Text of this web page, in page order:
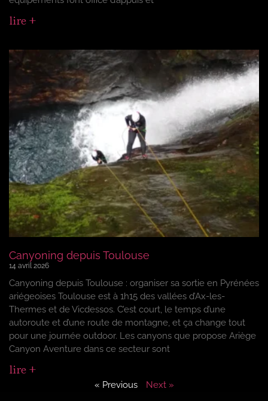
lire +
Canyoning depuis Toulouse
14 avril 2026
Canyoning depuis Toulouse : organiser sa sortie en Pyrénées
ariégeoises Toulouse est à 1h15 des vallées d’Ax-les-
Thermes et de Vicdessos. C’est court, le temps d’une
autoroute et d’une route de montagne, et ça change tout
pour une journée outdoor. Les canyons que propose Ariège
Canyon Aventure dans ce secteur sont
lire +
« Previous Next »